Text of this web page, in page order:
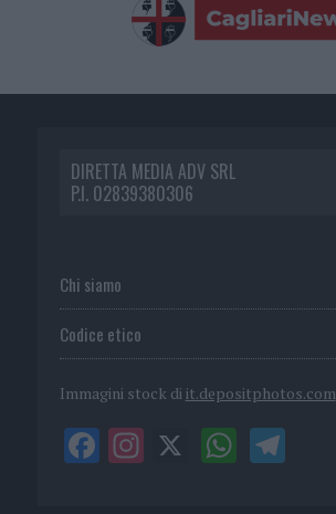
DIRETTA MEDIA ADV SRL
P.I. 02839380306
Chi siamo
Codice etico
Immagini stock di it.depositphotos.com